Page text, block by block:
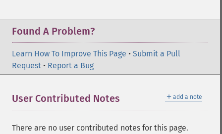
Found A Problem?
Learn How To Improve This Page • Submit a Pull
Request • Report a Bug
＋ add a note
User Contributed Notes
There are no user contributed notes for this page.